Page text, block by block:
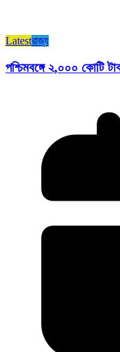
Latestরাজ্য​
পশ্চিমবঙ্গে ২,০০০ কোটি